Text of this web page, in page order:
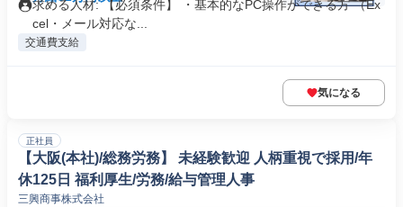
求める人材: 【必須条件】 ・基本的なPC操作ができる方 （Ex
cel・メール対応な...
交通費支給
気になる
正社員
【大阪(本社)/総務労務】 未経験歓迎 人柄重視で採用/年
休125日 福利厚生/労務/給与管理人事
三興商事株式会社